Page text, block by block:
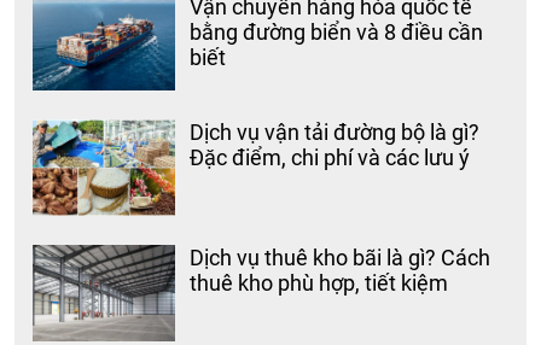
Vận chuyển hàng hóa quốc tế
bằng đường biển và 8 điều cần
biết
Dịch vụ vận tải đường bộ là gì?
Đặc điểm, chi phí và các lưu ý
Dịch vụ thuê kho bãi là gì? Cách
thuê kho phù hợp, tiết kiệm